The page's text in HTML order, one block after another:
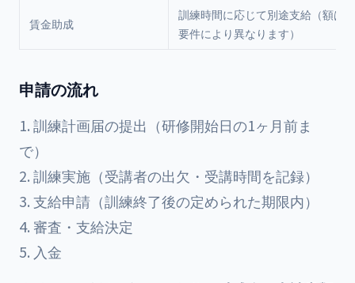
賃金助成
訓練時間に応じて別途支給（額は
要件により異なります）
申請の流れ
訓練計画届の提出（研修開始日の1ヶ月前ま
で）
訓練実施（受講者の出欠・受講時間を記録）
支給申請（訓練終了後の定められた期限内）
審査・支給決定
入金